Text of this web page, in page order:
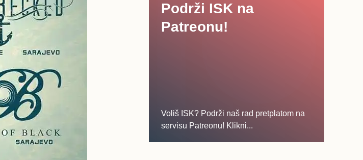
Podrži ISK na
Patreonu!
Voliš ISK? Podrži naš rad pretplatom na
servisu Patreonu! Klikni...